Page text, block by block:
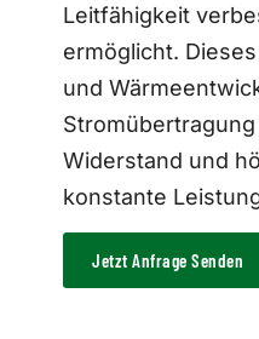
Leitfähigkeit
ermöglicht.
und
Widerstand und
konstante
Jetzt Anfrage Senden